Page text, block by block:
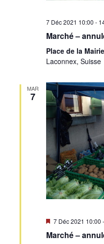
7 Déc 2021 10:00 -
Marché –
Place de la Mairie
Laconnex, Suisse
MAR
7
Mis
avant
7 Déc 2021 10:00 -
Marché –